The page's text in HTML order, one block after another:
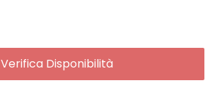
Verifica Disponibilità